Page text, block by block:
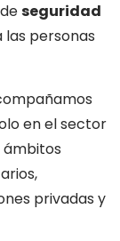
seguridad
las personas
en el sector
ámbitos
privadas y